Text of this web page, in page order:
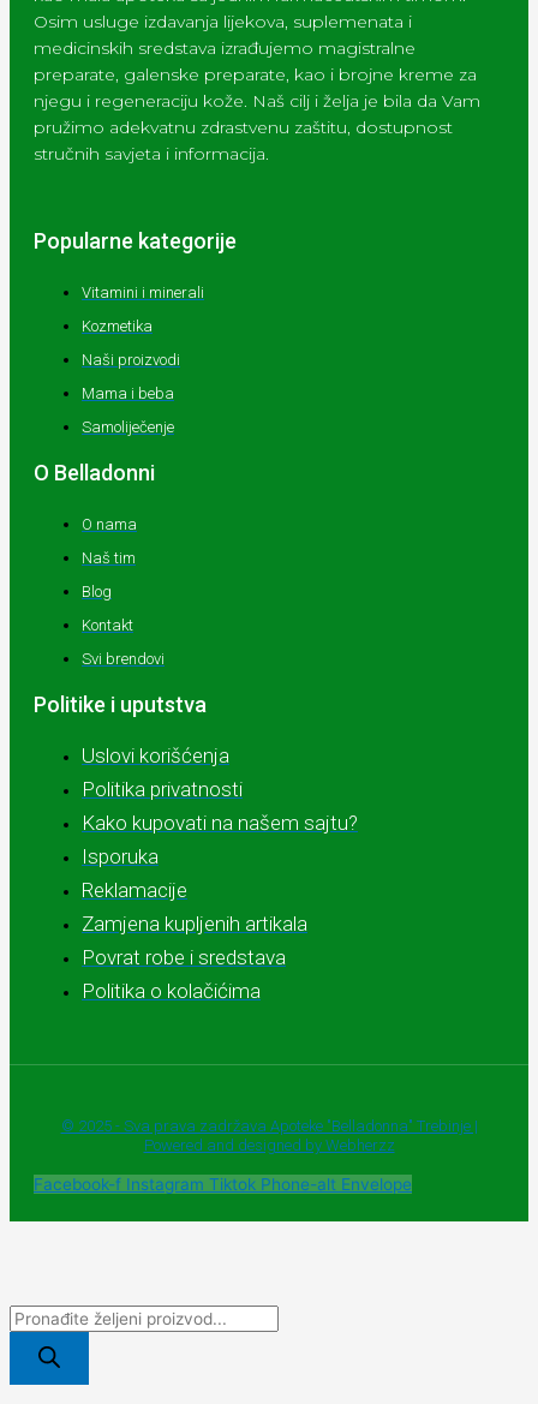
Osim usluge izdavanja lijekova, suplemenata i
medicinskih sredstava izrađujemo magistralne
preparate, galenske preparate, kao i brojne kreme za
njegu i regeneraciju kože. Naš cilj i želja je bila da Vam
pružimo adekvatnu zdrastvenu zaštitu, dostupnost
stručnih savjeta i informacija.
Popularne kategorije
Vitamini i minerali
Kozmetika
Naši proizvodi
Mama i beba
Samoliječenje
O Belladonni
O nama
Naš tim
Blog
Kontakt
Svi brendovi
Politike i uputstva
Uslovi korišćenja
Politika privatnosti
Kako kupovati na našem sajtu?
Isporuka
Reklamacije
Zamjena kupljenih artikala
Povrat robe i sredstava
Politika o kolačićima
© 2025 - Sva prava zadržava Apoteke "Belladonna" Trebinje |
Powered and designed by Webherzz
Facebook-f Instagram Tiktok Phone-alt Envelope